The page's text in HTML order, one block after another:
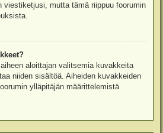
viestiketjusi, mutta tämä riippuu foorumin
aloittajan valitsemia kuvakkeita
niiden sisältöä. Aiheiden kuvakkeiden
ylläpitäjän määrittelemistä